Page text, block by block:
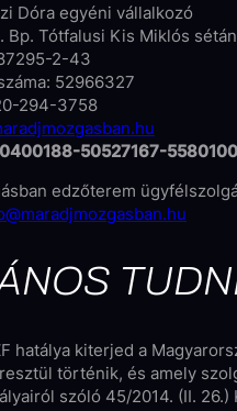
Dóra egyéni vállalkozó
Bp. Tótfalusi Kis Miklós
2-43
52966327
294-3758
50527167-
edzőterem
hatálya kiterjed a
történik, és amely
szóló 45/2014. (II.